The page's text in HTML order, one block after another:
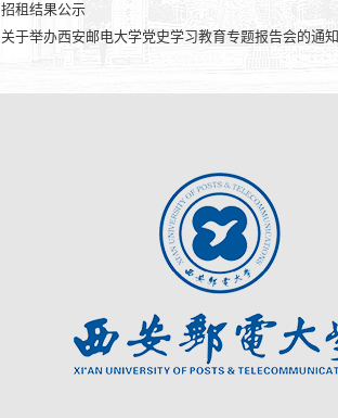
招租结果公示
关于举办西安邮电大学党史学习教育专题报告会的通知